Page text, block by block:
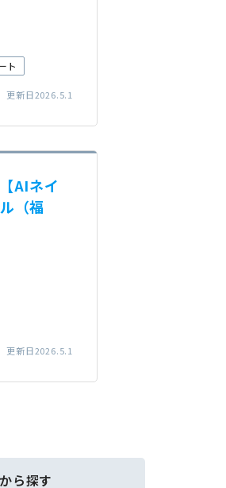
ト
更新日2026.5.1
AIネイ
（福
更新日2026.5.1
ら探す